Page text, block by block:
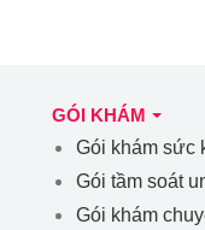
GÓI KHÁM
Gói khám sức
Gói tầm soát
Gói khám